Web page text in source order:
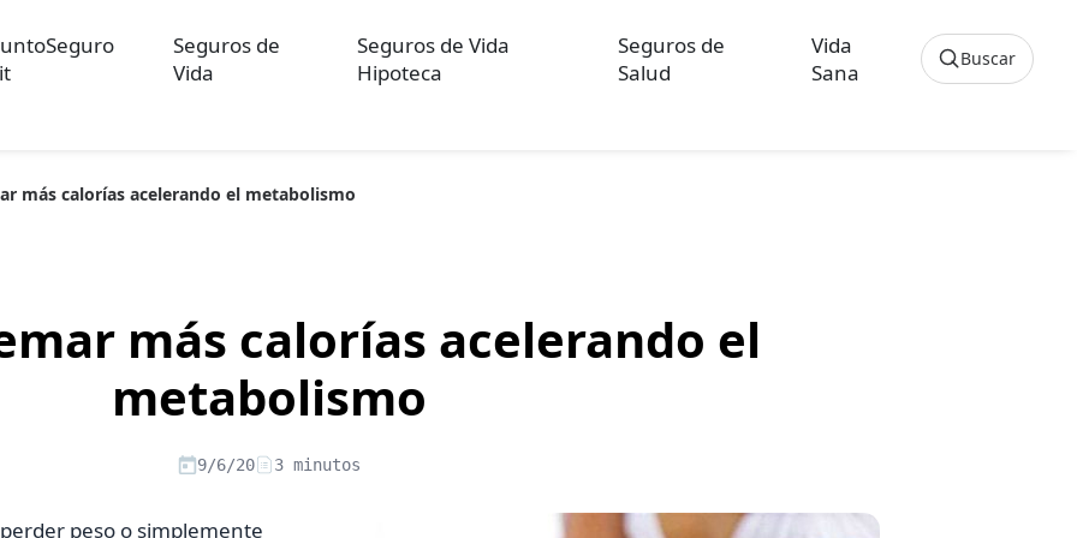
Seguros de
Vida
Seguros de Vida
Hipoteca
Seguros de
Salud
Vida
Sana
Buscar
más calorías acelerando el metabolismo
más calorías acelerando el
metabolismo
9/6/20 3 minutos
peso o simplemente